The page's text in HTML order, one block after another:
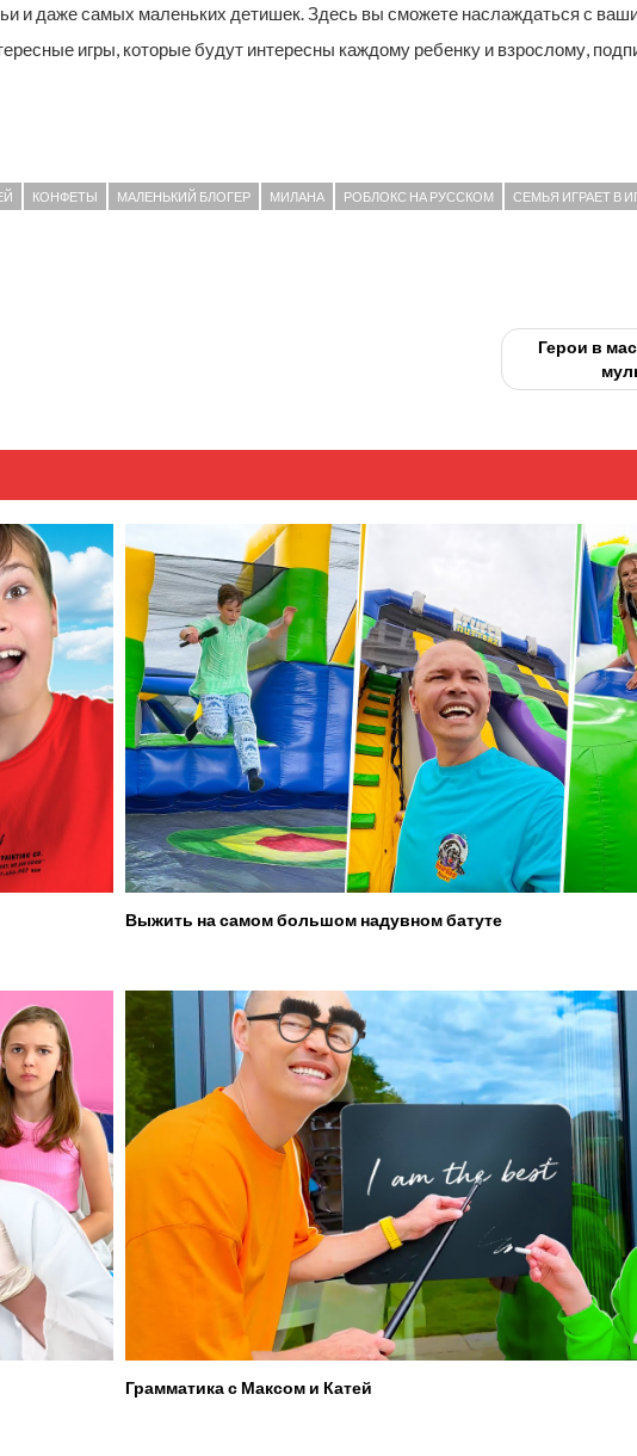
и даже самых маленьких детишек. Здесь вы сможете наслаждаться с
игры, которые будут интересны каждому ребенку и взрослому,
КОНФЕТЫ МАЛЕНЬКИЙ БЛОГЕР МИЛАНА РОБЛОКС НА РУССКОМ СЕМЬЯ ИГРАЕТ В
Герои в
Выжить на самом большом надувном батуте
Грамматика с Максом и Катей